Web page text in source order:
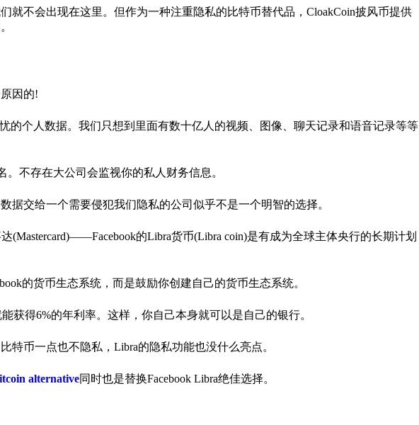
就不会出现在这里。但作为一种注重隐私的比特币替代品，CloakCoin披风币提供
因的!
个人数据。我们只想到里面有数十亿人的视频、图像、聊天记录和语音记录等等
不存在大公司会监视你的私人财务信息。
据交给一个需要侵犯我们隐私的公司似乎不是一个明智的选择。
的Libra货币(Libra coin)是有成为全球主体央行的长期计划
的货币生态系统，而是鼓励你创建自己的货币生态系统。
获得6%的年利率。这样，你自己本身就可以是自己的银行。
特币一点也不隐私，Libra的隐私功能也没什么亮点。
alternative同时也是替换Facebook Libra绝佳选择。